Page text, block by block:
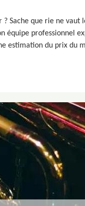
Sache que rie ne
équipe professionnel
estimation du prix du